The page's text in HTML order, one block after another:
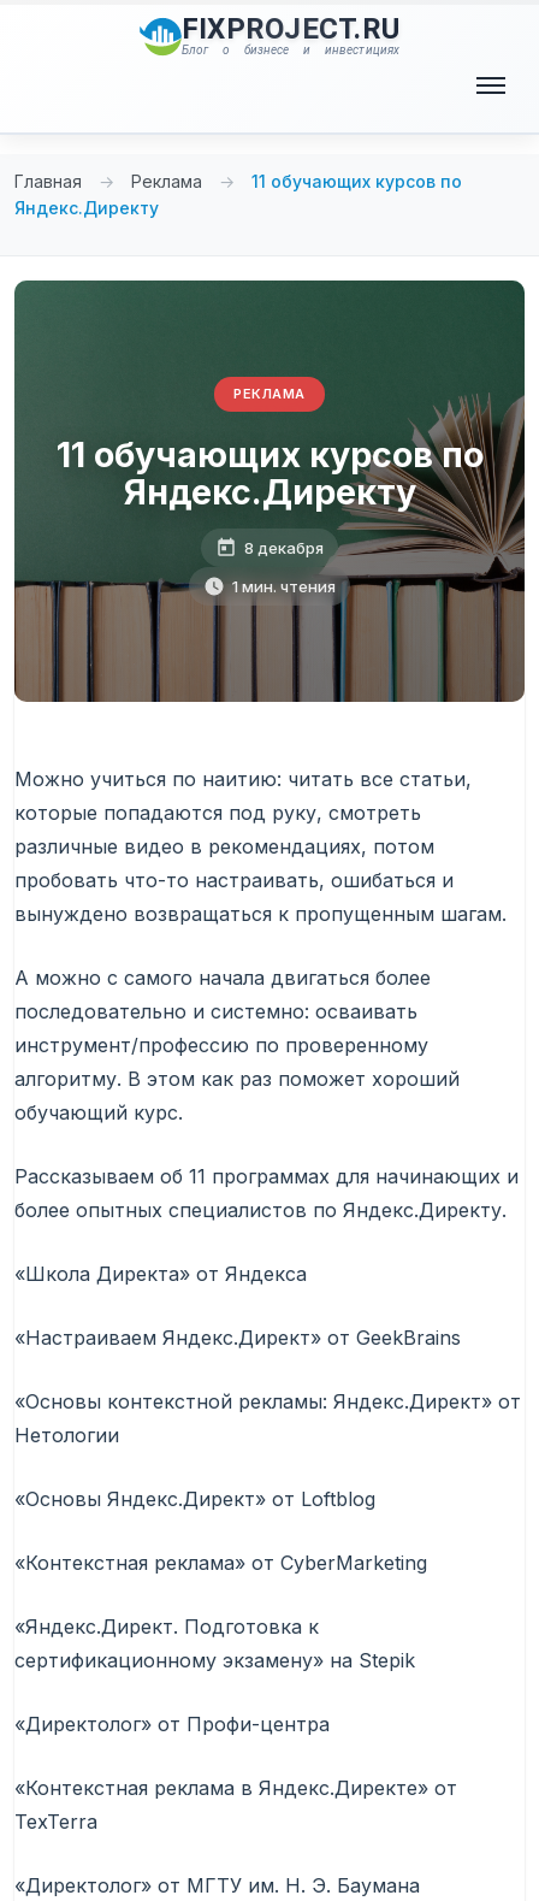
FIXPROJECT.RU
Блог о бизнесе и инвестициях
Главная → Реклама →
11 обучающих курсов по
Яндекс.Директу
РЕКЛАМА
11 обучающих курсов по
Яндекс.Директу
8 декабря
1 мин. чтения
Можно учиться по наитию: читать все статьи,
которые попадаются под руку, смотреть
различные видео в рекомендациях, потом
пробовать что-то настраивать, ошибаться и
вынуждено возвращаться к пропущенным шагам.
А можно с самого начала двигаться более
последовательно и системно: осваивать
инструмент/профессию по проверенному
алгоритму. В этом как раз поможет хороший
обучающий курс.
Рассказываем об 11 программах для начинающих и
более опытных специалистов по Яндекс.Директу.
«Школа Директа» от Яндекса
«Настраиваем Яндекс.Директ» от GeekBrains
«Основы контекстной рекламы: Яндекс.Директ» от
Нетологии
«Основы Яндекс.Директ» от Loftblog
«Контекстная реклама» от CyberMarketing
«Яндекс.Директ. Подготовка к
сертификационному экзамену» на Stepik
«Директолог» от Профи-центра
«Контекстная реклама в Яндекс.Директе» от
TexTerra
«Директолог» от МГТУ им. Н. Э. Баумана